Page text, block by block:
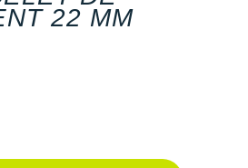
22 MMREF